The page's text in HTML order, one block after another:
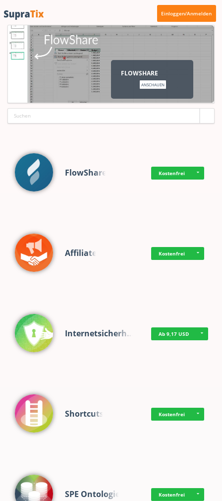
Einloggen/Anmelden
FLOWSHARE
ANSCHAUEN
FlowShare Kostenfrei
Affiliate Kostenfrei
Internetsicherh… Ab 9,17 USD
Shortcuts Kostenfrei
SPE Ontologie Kostenfrei